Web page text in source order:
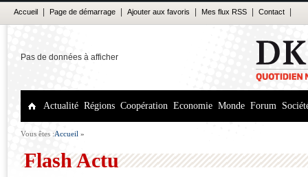
Accueil Page de démarrage Ajouter aux favoris Mes flux RSS Contact
Pas de données à afficher
Actualité Régions Coopération Economie Monde Forum
Vous êtes :Accueil »
Flash Actu